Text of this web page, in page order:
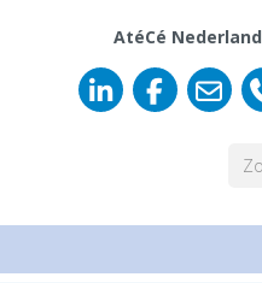
AtéCé Nederland